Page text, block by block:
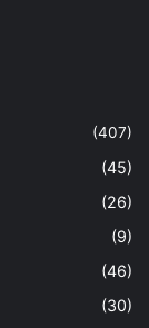
(407)
(45)
(26)
(9)
(46)
(30)